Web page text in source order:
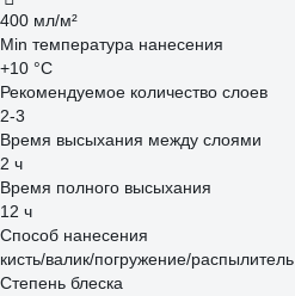
400 мл/м²
Min температура нанесения
+10 °С
Рекомендуемое количество слоев
2-3
Время высыхания между слоями
2 ч
Время полного высыхания
12 ч
Способ нанесения
кисть/валик/погружение/распылитель
Степень блеска